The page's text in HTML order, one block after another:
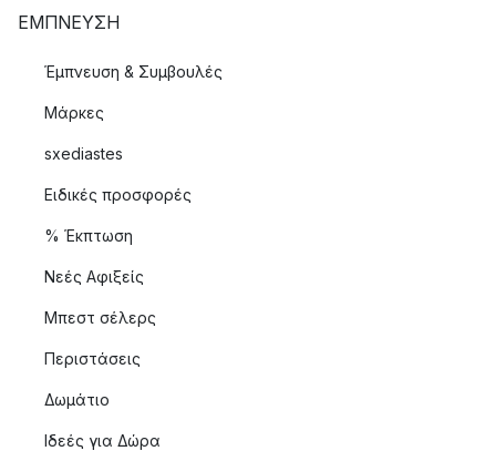
ΈΜΠΝΕΥΣΗ
Έμπνευση & Συμβουλές
Μάρκες
sxediastes
Ειδικές προσφορές
% Έκπτωση
Νεές Αφιξείς
Μπεστ σέλερς
Περιστάσεις
Δωμάτιο
Ιδεές για Δώρα